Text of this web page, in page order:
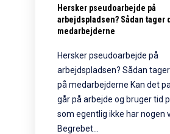
Hersker pseudoarbejde på
arbejdspladsen? Sådan tager
medarbejderne
Hersker pseudoarbejde på
arbejdspladsen? Sådan
på medarbejderne Kan det
går på arbejde og bruger tid
som egentlig ikke har nogen
Begrebet…